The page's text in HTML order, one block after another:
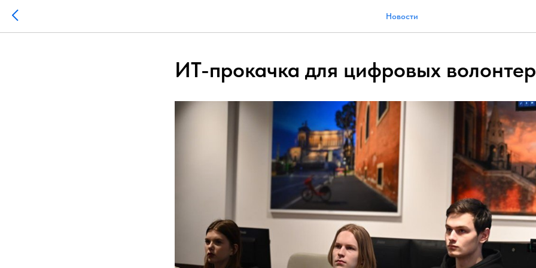
Новости
ИТ-прокачка для цифровых